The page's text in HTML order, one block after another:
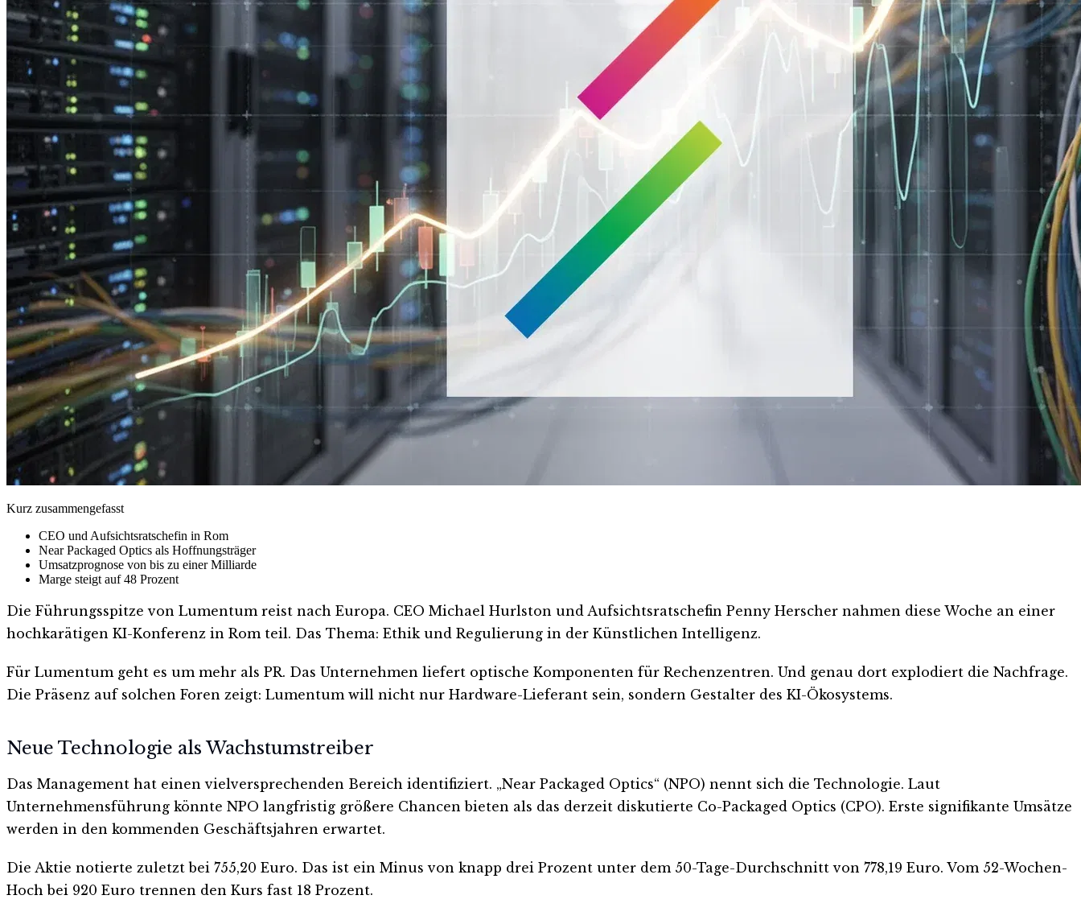
Kurz zusammengefasst
CEO und Aufsichtsratschefin in Rom
Near Packaged Optics als Hoffnungsträger
Umsatzprognose von bis zu einer Milliarde
Marge steigt auf 48 Prozent
Die Führungsspitze von Lumentum reist nach Europa. CEO Michael Hurlston und Aufsichtsratschefin Penny Herscher nahmen diese Woche an einer
hochkarätigen KI-Konferenz in Rom teil. Das Thema: Ethik und Regulierung in der Künstlichen Intelligenz.
Für Lumentum geht es um mehr als PR. Das Unternehmen liefert optische Komponenten für Rechenzentren. Und genau dort explodiert die Nachfrage.
Die Präsenz auf solchen Foren zeigt: Lumentum will nicht nur Hardware-Lieferant sein, sondern Gestalter des KI-Ökosystems.
Neue Technologie als Wachstumstreiber
Das Management hat einen vielversprechenden Bereich identifiziert. „Near Packaged Optics“ (NPO) nennt sich die Technologie. Laut
Unternehmensführung könnte NPO langfristig größere Chancen bieten als das derzeit diskutierte Co-Packaged Optics (CPO). Erste signifikante Umsätze
werden in den kommenden Geschäftsjahren erwartet.
Die Aktie notierte zuletzt bei 755,20 Euro. Das ist ein Minus von knapp drei Prozent unter dem 50-Tage-Durchschnitt von 778,19 Euro. Vom 52-Wochen-
Hoch bei 920 Euro trennen den Kurs fast 18 Prozent.